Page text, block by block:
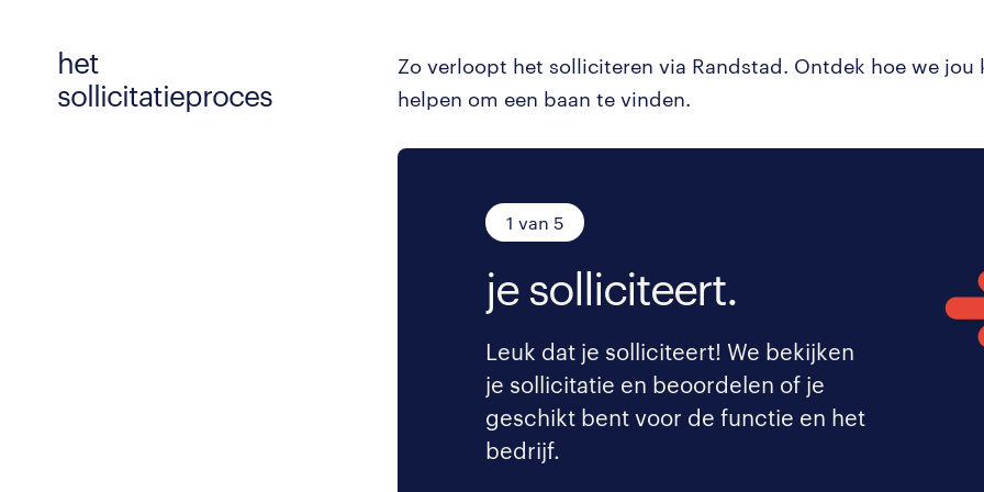
het
sollicitatieproces
Zo verloopt het solliciteren via Randstad. Ontdek hoe we jou
helpen om een baan te vinden.
1 van 5
je solliciteert.
Leuk dat je solliciteert! We bekijken
je sollicitatie en beoordelen of je
geschikt bent voor de functie en het
bedrijf.